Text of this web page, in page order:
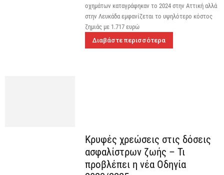
οχημάτων καταγράφηκαν το 2024 στην Αττική αλλά
στην Λευκάδα εμφανίζεται το υψηλότερο κόστος
ζημιάς με 1.717 ευρώ
Διαβάστε περισσότερα
Κρυφές χρεώσεις στις δόσεις
ασφαλίστρων ζωής – Τι
προβλέπει η νέα Οδηγία